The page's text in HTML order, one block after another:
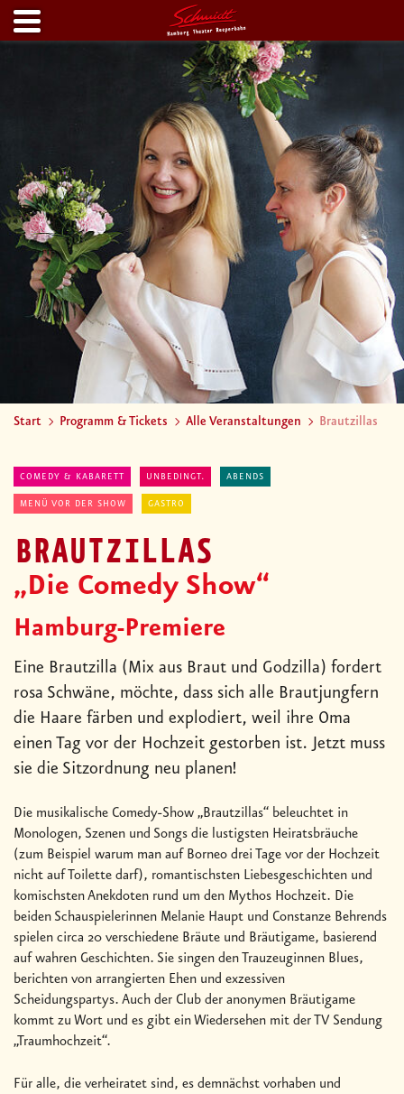
Start Programm & Tickets Alle Veranstaltungen Brautzillas
COMEDY & KABARETT UNBEDINGT. ABENDS
MENÜ VOR DER SHOW GASTRO
BRAUTZILLAS
„Die Comedy Show“
Hamburg-Premiere
Eine Brautzilla (Mix aus Braut und Godzilla) fordert
rosa Schwäne, möchte, dass sich alle Brautjungfern
die Haare färben und explodiert, weil ihre Oma
einen Tag vor der Hochzeit gestorben ist. Jetzt muss
sie die Sitzordnung neu planen!
Die musikalische Comedy-Show „Brautzillas“ beleuchtet in
Monologen, Szenen und Songs die lustigsten Heiratsbräuche
(zum Beispiel warum man auf Borneo drei Tage vor der Hochzeit
nicht auf Toilette darf), romantischsten Liebesgeschichten und
komischsten Anekdoten rund um den Mythos Hochzeit. Die
beiden Schauspielerinnen Melanie Haupt und Constanze Behrends
spielen circa 20 verschiedene Bräute und Bräutigame, basierend
auf wahren Geschichten. Sie singen den Trauzeuginnen Blues,
berichten von arrangierten Ehen und exzessiven
Scheidungspartys. Auch der Club der anonymen Bräutigame
kommt zu Wort und es gibt ein Wiedersehen mit der TV Sendung
„Traumhochzeit“.
Für alle, die verheiratet sind, es demnächst vorhaben und